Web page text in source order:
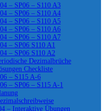
– SP06 – S110 A3
– SP06 – S110 A4
– SP06 – S110 A5
– SP06 – S110 A6
– SP06 – S110 A7
– SP06 S110 A1
– SP06 S110 A2
Dezimalbrüche
Checkliste
– S115 A-6
– SP06 – S115 A-1
– Interaktive Übungen